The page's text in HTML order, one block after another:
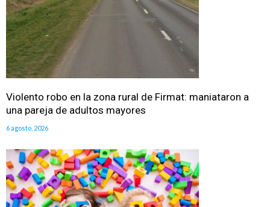
Violento robo en la zona rural de Firmat: maniataron a
una pareja de adultos mayores
6 agosto, 2026